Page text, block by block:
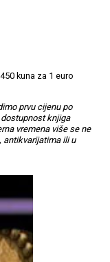
kuna za 1 euro
prvu cijenu po
knjiga
vremena više se ne
antikvarijatima ili u